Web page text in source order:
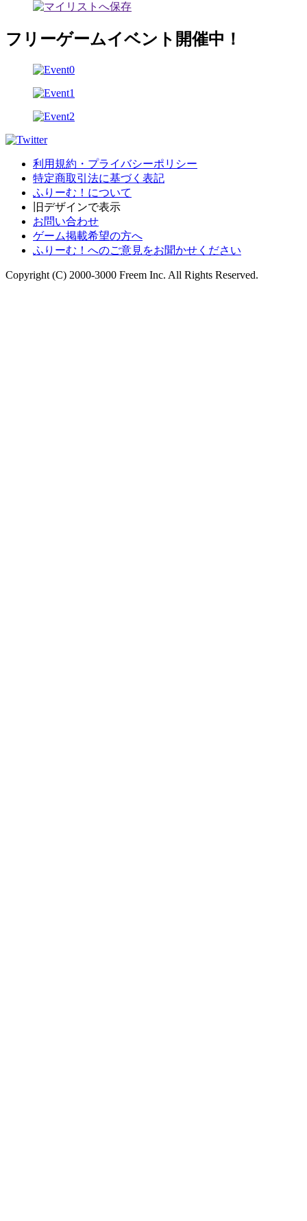
フリーゲームイベント開催中！
利用規約・プライバシーポリシー
特定商取引法に基づく表記
ふりーむ！について
旧デザインで表示
お問い合わせ
ゲーム掲載希望の方へ
ふりーむ！へのご意見をお聞かせください
Copyright (C) 2000-3000 Freem Inc. All Rights Reserved.